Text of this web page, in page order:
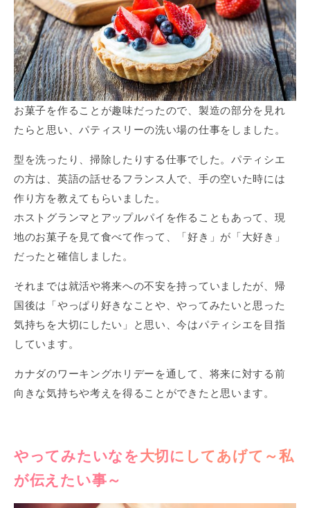
お菓子を作ることが趣味だったので、製造の部分を見れ
たらと思い、パティスリーの洗い場の仕事をしました。
型を洗ったり、掃除したりする仕事でした。パティシエ
の方は、英語の話せるフランス人で、手の空いた時には
作り方を教えてもらいました。
ホストグランマとアップルパイを作ることもあって、現
地のお菓子を見て食べて作って、「好き」が「大好き」
だったと確信しました。
それまでは就活や将来への不安を持っていましたが、帰
国後は「やっぱり好きなことや、やってみたいと思った
気持ちを大切にしたい」と思い、今はパティシエを目指
しています。
カナダのワーキングホリデーを通して、将来に対する前
向きな気持ちや考えを得ることができたと思います。
やってみたいなを大切にしてあげて～私
が伝えたい事～